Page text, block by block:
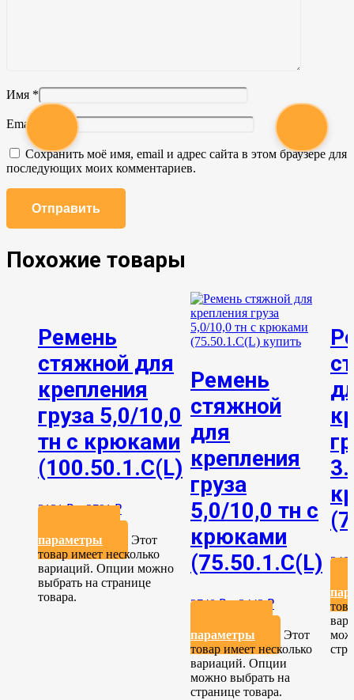
Имя *
Email
Сохранить моё имя, email и адрес сайта в этом браузере для
последующих моих комментариев.
Похожие товары
Ремень
стяжной для
крепления
груза 5,0/10,0
тн с крюками
(100.50.1.С(L)
3131₽–3791₽
параметры
Этот
товар имеет несколько
вариаций. Опции можно
выбрать на странице
товара.
Ремень
стяжной
для
крепления
груза
5,0/10,0 тн с
крюками
(75.50.1.C(L)
2740₽–3442₽
параметры
Этот
товар имеет несколько
вариаций. Опции
можно выбрать на
странице товара.